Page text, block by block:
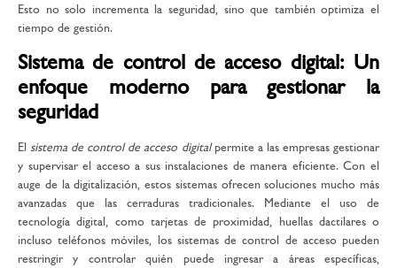
Esto no solo incrementa la seguridad, sino que también optimiza el
tiempo de gestión.
Sistema de control de acceso digital: Un
enfoque moderno para gestionar la
seguridad
Elsistema de control de acceso digitalpermite a las empresas gestionar
y supervisar el acceso a sus instalaciones de manera eficiente. Con el
auge de la digitalización, estos sistemas ofrecen soluciones mucho más
avanzadas que las cerraduras tradicionales. Mediante el uso de
tecnología digital, como tarjetas de proximidad, huellas dactilares o
incluso teléfonos móviles, los sistemas de control de acceso pueden
restringir y controlar quién puede ingresar a áreas específicas,